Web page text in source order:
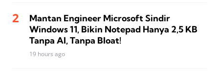
Mantan Engineer Microsoft Sindir
Windows 11, Bikin Notepad Hanya 2,5 KB
Tanpa AI, Tanpa Bloat!
19 hours ago